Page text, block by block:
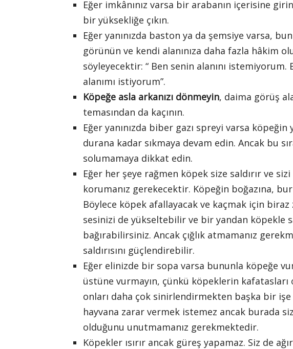
Eğer imkânınız varsa bir arabanın içerisine
bir yüksekliğe çıkın.
Eğer yanınızda baston ya da şemsiye varsa,
görünün ve kendi alanınıza daha fazla hâkim
söyleyecektir: “ Ben senin alanını
alanımı istiyorum”.
Köpeğe asla arkanızı dönmeyin, daima görüş
temasından da kaçının.
Eğer yanınızda biber gazı spreyi varsa
durana kadar sıkmaya devam edin. Ancak bu
solumamaya dikkat edin.
Eğer her şeye rağmen köpek size saldırır ve
korumanız gerekecektir. Köpeğin boğazına,
Böylece köpek afallayacak ve kaçmak için biraz
sesinizi de yükseltebilir ve bir yandan köpekle
bağırabilirsiniz. Ancak çığlık atmamanız
saldırısını güçlendirebilir.
Eğer elinizde bir sopa varsa bununla köpeğe
üstüne vurmayın, çünkü köpeklerin
onları daha çok sinirlendirmekten başka bir
hayvana zarar vermek istemez ancak burada
olduğunu unutmamanız gerekmektedir.
Köpekler ısırır ancak güreş yapamaz. Siz de